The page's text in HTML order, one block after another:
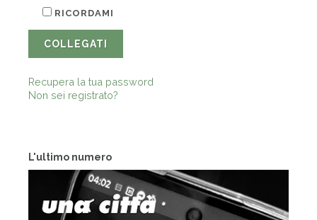
L'ultimo numero
RICORDAMI
COLLEGATI
Recupera la tua password
Non sei registrato?